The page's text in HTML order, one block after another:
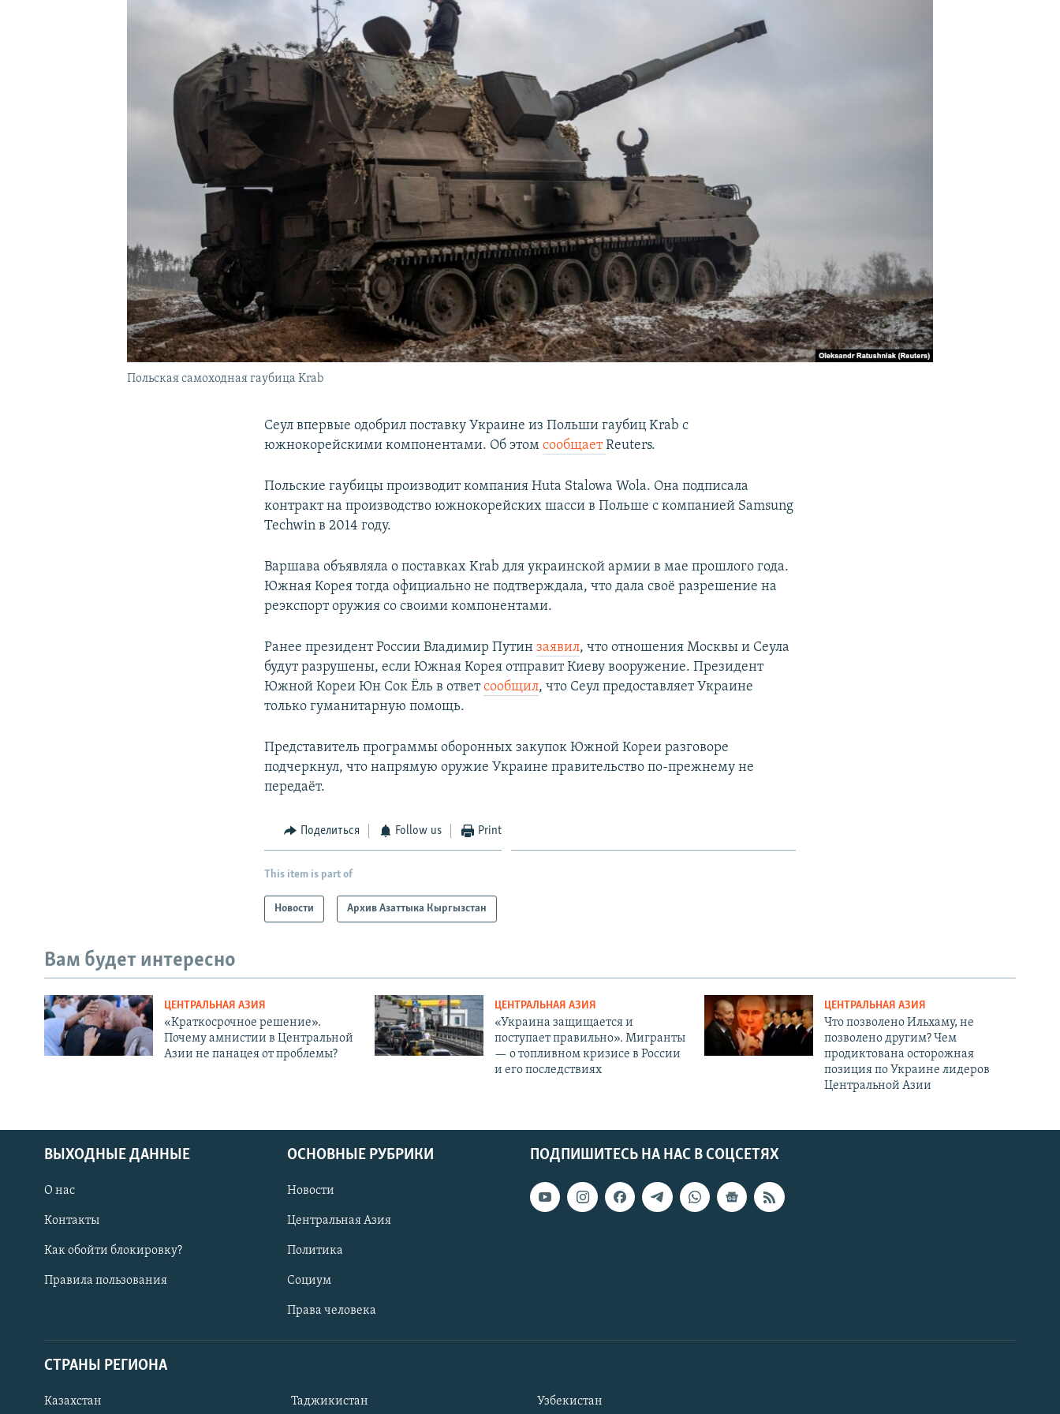
Польская самоходная гаубица Krab
Сеул впервые одобрил поставку Украине из Польши гаубиц Krab с
южнокорейскими компонентами. Об этомсообщаетReuters.
Польские гаубицы производит компания Huta Stalowa Wola. Она подписала
контракт на производство южнокорейских шасси в Польше с компанией Samsung
Techwin в 2014 году.
Варшава объявляла о поставках Krab для украинской армии в мае прошлого года.
Южная Корея тогда официально не подтверждала, что дала своё разрешение на
реэкспорт оружия со своими компонентами.
Ранее президент России Владимир Путинзаявил, что отношения Москвы и Сеула
будут разрушены, если Южная Корея отправит Киеву вооружение. Президент
Южной Кореи Юн Сок Ёль в ответсообщил, что Сеул предоставляет Украине
только гуманитарную помощь.
Представитель программы оборонных закупок Южной Кореи разговоре
подчеркнул, что напрямую оружие Украине правительство по-прежнему не
передаёт.
Поделиться Follow us Print
This item is part of
Новости Архив Азаттыка Кыргызстан
Вам будет интересно
ЦЕНТРАЛЬНАЯ АЗИЯ
«Краткосрочное решение».
Почему амнистии в Центральной
Азии не панацея от проблемы?
ЦЕНТРАЛЬНАЯ АЗИЯ
«Украина защищается и
поступает правильно». Мигранты
— о топливном кризисе в России
и его последствиях
ЦЕНТРАЛЬНАЯ АЗИЯ
Что позволено Ильхаму, не
позволено другим? Чем
продиктована осторожная
позиция по Украине лидеров
Центральной Азии
ПОДПИШИТЕСЬ НА НАС В СОЦСЕТЯХ
ВЫХОДНЫЕ ДАННЫЕ
О нас
Контакты
Как обойти блокировку?
Правила пользования
ОСНОВНЫЕ РУБРИКИ
Новости
Центральная Азия
Политика
Социум
Права человека
СТРАНЫ РЕГИОНА
Казахстан Таджикистан Узбекистан